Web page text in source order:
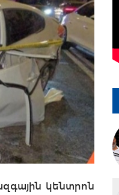
կենտրոն